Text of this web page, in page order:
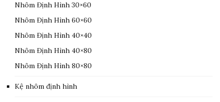
Nhôm Định Hình 30×60
Nhôm Định Hình 60×60
Nhôm Định Hình 40×40
Nhôm Định Hình 40×80
Nhôm Định Hình 80×80
Kệ nhôm định hình